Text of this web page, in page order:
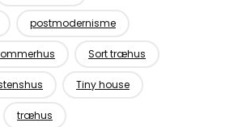
postmodernisme
Sort træhus
Tiny house
træhus